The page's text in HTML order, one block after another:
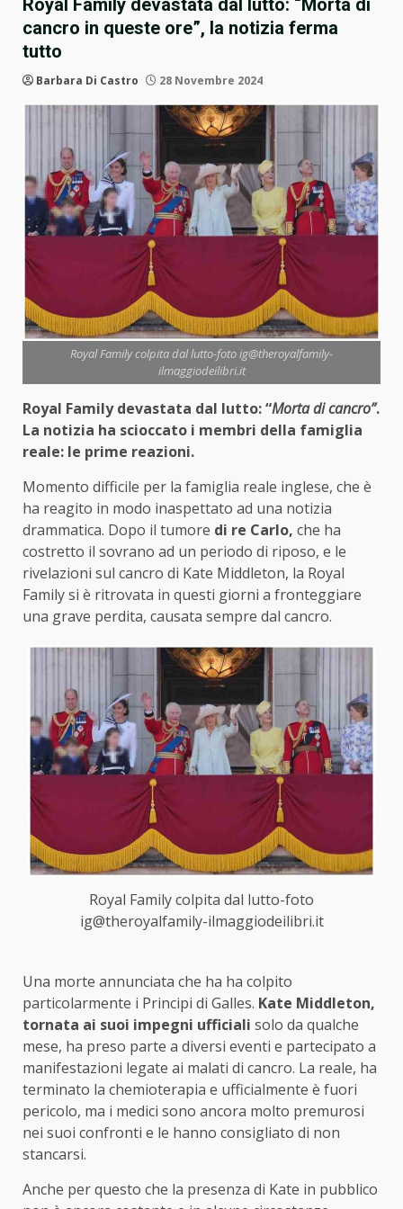
Royal Family devastata dal lutto: “Morta di
cancro in queste ore”, la notizia ferma
tutto
Barbara Di Castro 28 Novembre 2024
Royal Family colpita dal lutto-foto ig@theroyalfamily-
ilmaggiodeilibri.it
Royal Family devastata dal lutto: “Morta di cancro”.
La notizia ha scioccato i membri della famiglia
reale: le prime reazioni.
Momento difficile per la famiglia reale inglese, che è
ha reagito in modo inaspettato ad una notizia
drammatica. Dopo il tumore di re Carlo, che ha
costretto il sovrano ad un periodo di riposo, e le
rivelazioni sul cancro di Kate Middleton, la Royal
Family si è ritrovata in questi giorni a fronteggiare
una grave perdita, causata sempre dal cancro.
Royal Family colpita dal lutto-foto
ig@theroyalfamily-ilmaggiodeilibri.it
Una morte annunciata che ha ha colpito
particolarmente i Principi di Galles. Kate Middleton,
tornata ai suoi impegni ufficiali solo da qualche
mese, ha preso parte a diversi eventi e partecipato a
manifestazioni legate ai malati di cancro. La reale, ha
terminato la chemioterapia e ufficialmente è fuori
pericolo, ma i medici sono ancora molto premurosi
nei suoi confronti e le hanno consigliato di non
stancarsi.
Anche per questo che la presenza di Kate in pubblico